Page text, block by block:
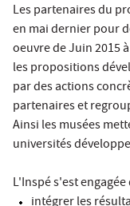
Les partenaires du
en mai dernier pour
oeuvre de Juin 2015
les propositions
par des actions
partenaires et
Ainsi les musées
universités
L'Inspé s'est